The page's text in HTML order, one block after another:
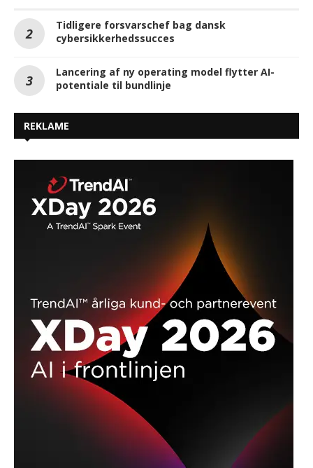
Tidligere forsvarschef bag dansk
cybersikkerhedssucces
Lancering af ny operating model flytter AI-
potentiale til bundlinje
REKLAME